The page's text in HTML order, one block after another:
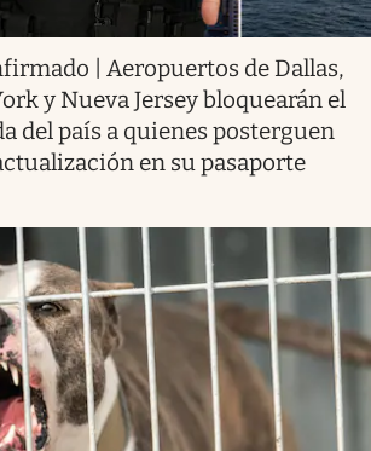
| Aeropuertos de Dallas,
y Nueva Jersey bloquearán el
del país a quienes posterguen
en su pasaporte